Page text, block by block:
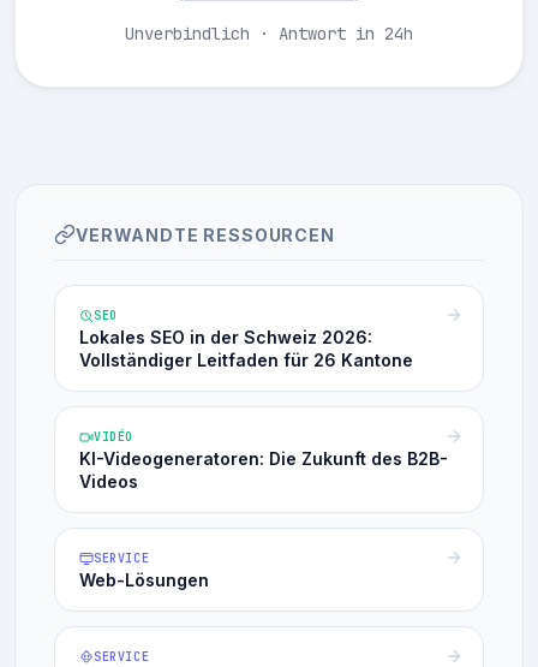
Unverbindlich · Antwort in 24h
VERWANDTE RESSOURCEN
SEO
Lokales SEO in der Schweiz 2026:
Vollständiger Leitfaden für 26 Kantone
VIDÉO
KI-Videogeneratoren: Die Zukunft des B2B-
Videos
SERVICE
Web-Lösungen
SERVICE